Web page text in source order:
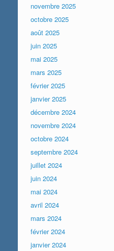
novembre 2025
octobre 2025
août 2025
juin 2025
mai 2025
mars 2025
février 2025
janvier 2025
décembre 2024
novembre 2024
octobre 2024
septembre 2024
juillet 2024
juin 2024
mai 2024
avril 2024
mars 2024
février 2024
janvier 2024